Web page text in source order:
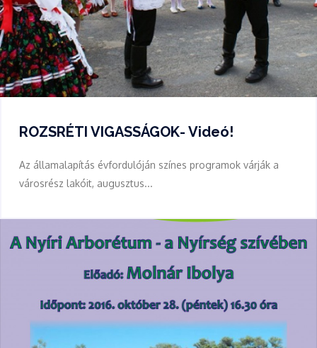
ROZSRÉTI VIGASSÁGOK- Videó!
Az államalapítás évfordulóján színes programok várják a
városrész lakóit, augusztus...